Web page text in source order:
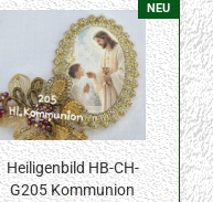
NEU
Heiligenbild HB-CH-
G205 Kommunion